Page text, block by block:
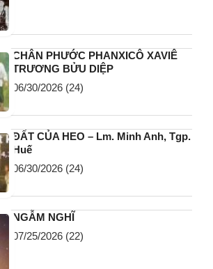
CHÂN PHƯỚC PHANXICÔ XAVIÊ
TRƯƠNG BỬU DIỆP
06/30/2026 (24)
ĐẤT CỦA HEO – Lm. Minh Anh, Tgp.
Huế
06/30/2026 (24)
NGẪM NGHĨ
07/25/2026 (22)